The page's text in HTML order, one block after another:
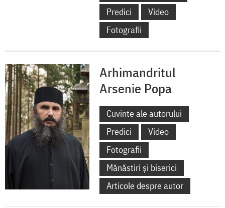
Predici
Video
Fotografii
Arhimandritul
Arsenie Popa
Cuvinte ale autorului
Predici
Video
Fotografii
Mănăstiri și biserici
Articole despre autor